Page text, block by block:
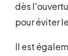
dès
pour éviter
Il est